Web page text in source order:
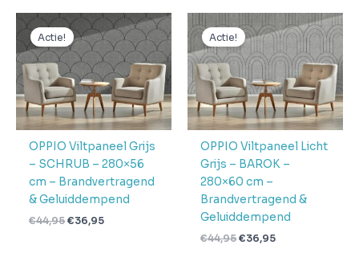
Actie!
OPPIO Viltpaneel Grijs
– SCHRUB – 280×56
cm – Brandvertragend
& Geluiddempend
€44,95
Oorspronkelijke
prijs
was:
€44,95.
€36,95
Huidige
prijs
is:
€36,95.
Actie!
OPPIO Viltpaneel Licht
Grijs – BAROK –
280×60 cm –
Brandvertragend &
Geluiddempend
€44,95
Oorspronkelijke
prijs
was:
€44,95.
€36,95
prijs
€36,95.